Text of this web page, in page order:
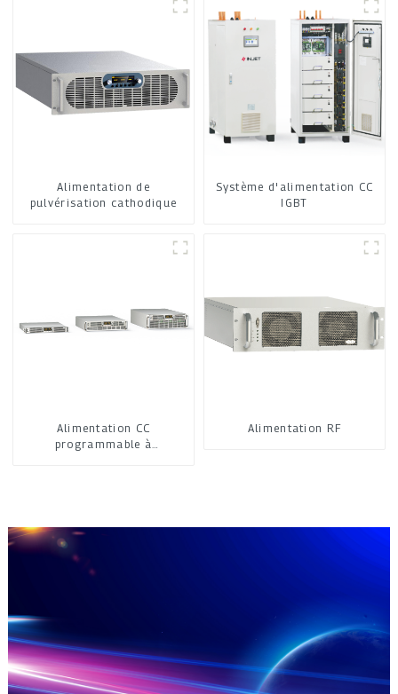
Alimentation de
pulvérisation cathodique
Système d'alimentation CC
IGBT
Alimentation CC
programmable à
Alimentation RF